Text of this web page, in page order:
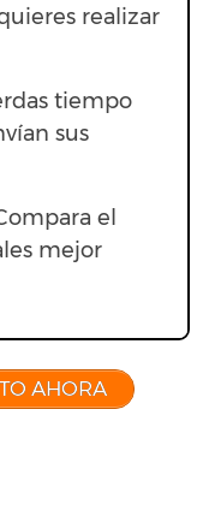
realizar
tiempo
sus
el
mejor
AHORA